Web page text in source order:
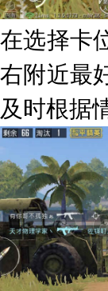
在选择卡
右附近最
及时根据